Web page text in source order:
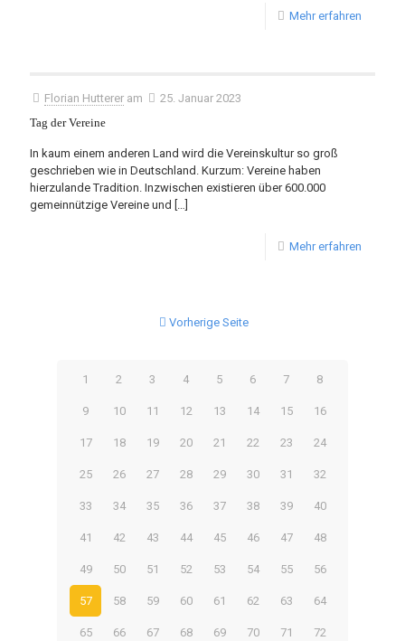
Mehr erfahren
Florian Hutterer am
25. Januar 2023
Tag der Vereine
In kaum einem anderen Land wird die Vereinskultur so groß
geschrieben wie in Deutschland. Kurzum: Vereine haben
hierzulande Tradition. Inzwischen existieren über 600.000
gemeinnützige Vereine und […]
Mehr erfahren
Vorherige Seite
1 2 3 4 5 6 7 8
9 10 11 12 13 14 15 16
17 18 19 20 21 22 23 24
25 26 27 28 29 30 31 32
33 34 35 36 37 38 39 40
41 42 43 44 45 46 47 48
49 50 51 52 53 54 55 56
57 58 59 60 61 62 63 64
65 66 67 68 69 70 71 72